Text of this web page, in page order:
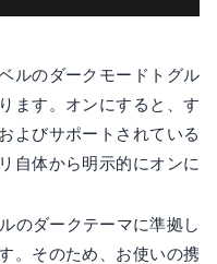
ルのダークモードトグル
ます。オンにすると、す
よびサポートされている
自体から明示的にオンに
のダークテーマに準拠し
。そのため、お使いの携